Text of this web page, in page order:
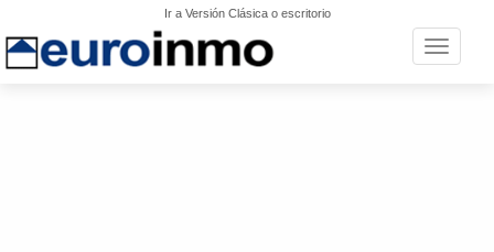
Ir a Versión Clásica o escritorio
Toggle